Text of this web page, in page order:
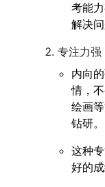
考能
解决问
专注力强
内向
情，
绘画
钻研。
这种
好的